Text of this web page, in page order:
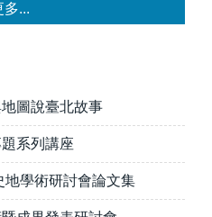
多...
圖說臺北故事
系列講座
地學術研討會論文集